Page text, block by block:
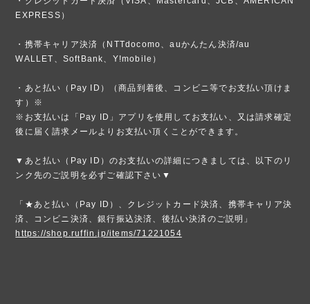
EXPRESS）
・携帯キャリア決済（NTTdocomo、auかんたん決済/au
WALLET、SoftBank、Y!mobile）
・あと払い（Pay ID）（商品到着後、コンビニ等でお支払い頂けま
す）※
※お支払いは「Pay ID」アプリを使用してお支払い、又は請求確定
後に届く請求メールよりお支払い頂くことができます。
▼あと払い（Pay ID）のお支払いの詳細につきましては、以下のリ
ンク先のご説明を必ずご確認下さい▼
「★あと払い（Pay ID）、クレジットカード決済、携帯キャリア決
済、コンビニ決済、銀行振込決済、後払い決済のご説明」
https://shop.ruffin.jp/items/71221054